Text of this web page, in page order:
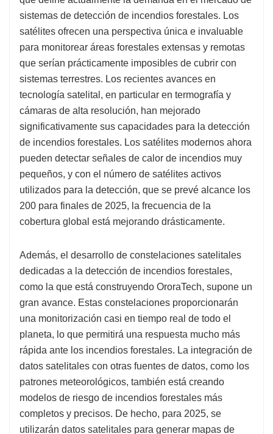
sistemas de detección de incendios forestales. Los
satélites ofrecen una perspectiva única e invaluable
para monitorear áreas forestales extensas y remotas
que serían prácticamente imposibles de cubrir con
sistemas terrestres. Los recientes avances en
tecnología satelital, en particular en termografía y
cámaras de alta resolución, han mejorado
significativamente sus capacidades para la detección
de incendios forestales. Los satélites modernos ahora
pueden detectar señales de calor de incendios muy
pequeños, y con el número de satélites activos
utilizados para la detección, que se prevé alcance los
200 para finales de 2025, la frecuencia de la
cobertura global está mejorando drásticamente.
Además, el desarrollo de constelaciones satelitales
dedicadas a la detección de incendios forestales,
como la que está construyendo OroraTech, supone un
gran avance. Estas constelaciones proporcionarán
una monitorización casi en tiempo real de todo el
planeta, lo que permitirá una respuesta mucho más
rápida ante los incendios forestales. La integración de
datos satelitales con otras fuentes de datos, como los
patrones meteorológicos, también está creando
modelos de riesgo de incendios forestales más
completos y precisos. De hecho, para 2025, se
utilizarán datos satelitales para generar mapas de